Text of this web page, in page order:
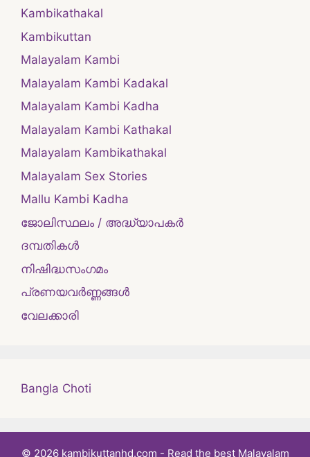
Kambikathakal
Kambikuttan
Malayalam Kambi
Malayalam Kambi Kadakal
Malayalam Kambi Kadha
Malayalam Kambi Kathakal
Malayalam Kambikathakal
Malayalam Sex Stories
Mallu Kambi Kadha
ജോലിസ്ഥലം / അദ്ധ്യാപകർ
ദമ്പതികള്‍
നിഷിദ്ധസംഗമം
പ്രണയവർണ്ണങ്ങൾ
വേലക്കാരി
Bangla Choti
© 2026 kambikuttanhd.com - Read the best Malayalam